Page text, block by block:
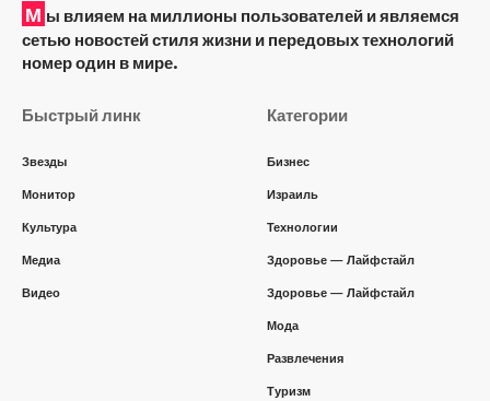
М ы влияем на миллионы пользователей и являемся
сетью новостей стиля жизни и передовых технологий
номер один в мире.
Быстрый линк
Звезды
Монитор
Культура
Медиа
Видео
Категории
Бизнес
Израиль
Технологии
Здоровье — Лайфстайл
Здоровье — Лайфстайл
Мода
Развлечения
Туризм